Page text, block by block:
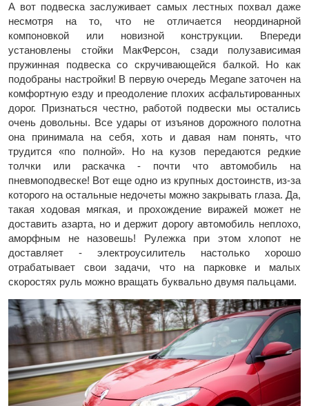
А вот подвеска заслуживает самых лестных похвал даже
несмотря на то, что не отличается неординарной
компоновкой или новизной конструкции. Впереди
установлены стойки МакФерсон, сзади полузависимая
пружинная подвеска со скручивающейся балкой. Но как
подобраны настройки! В первую очередь Megane заточен на
комфортную езду и преодоление плохих асфальтированных
дорог. Признаться честно, работой подвески мы остались
очень довольны. Все удары от изъянов дорожного полотна
она принимала на себя, хоть и давая нам понять, что
трудится «по полной». Но на кузов передаются редкие
толчки или раскачка - почти что автомобиль на
пневмоподвеске! Вот еще одно из крупных достоинств, из-за
которого на остальные недочеты можно закрывать глаза. Да,
такая ходовая мягкая, и прохождение виражей может не
доставить азарта, но и держит дорогу автомобиль неплохо,
аморфным не назовешь! Рулежка при этом хлопот не
доставляет - электроусилитель настолько хорошо
отрабатывает свои задачи, что на парковке и малых
скоростях руль можно вращать буквально двумя пальцами.